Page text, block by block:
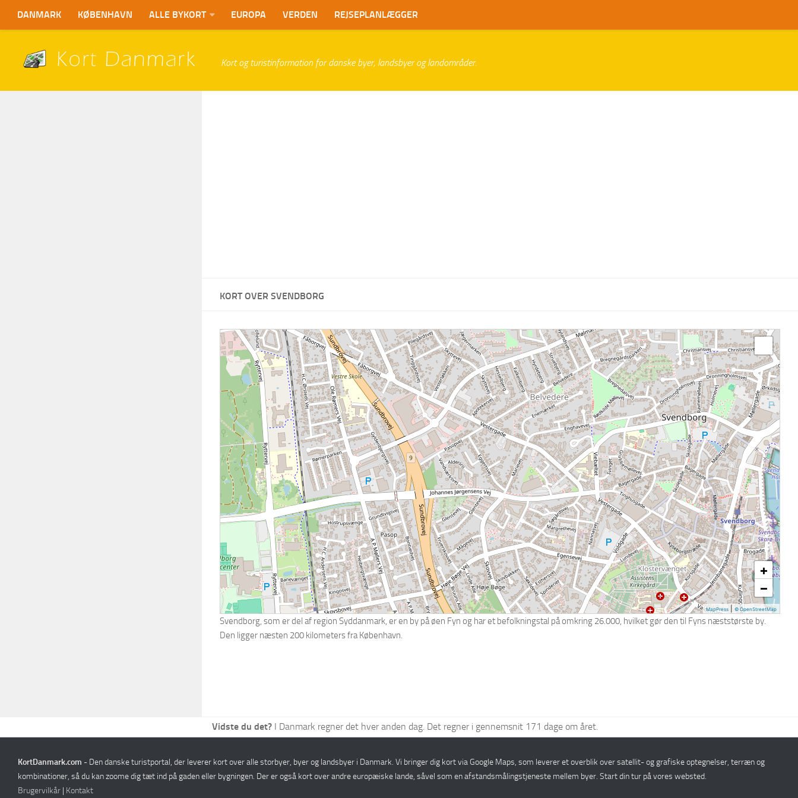
DANMARK KØBENHAVN ALLE BYKORT EUROPA VERDEN REJSEPLANLÆGGER
Kort og turistinformation for danske byer, landsbyer og landområder.
KORT OVER SVENDBORG
+
−
MapPress © OpenStreetMap
Svendborg, som er del af region Syddanmark, er en by på øen Fyn og har et befolkningstal på omkring 26.000, hvilket gør den til Fyns næststørste by.
Den ligger næsten 200 kilometers fra København.
Vidste du det? I Danmark regner det hver anden dag. Det regner i gennemsnit 171 dage om året.
KortDanmark.com - Den danske turistportal, der leverer kort over alle storbyer, byer og landsbyer i Danmark. Vi bringer dig kort via Google Maps, som leverer et overblik over satellit- og grafiske optegnelser, terræn og
kombinationer, så du kan zoome dig tæt ind på gaden eller bygningen. Der er også kort over andre europæiske lande, såvel som en afstandsmålingstjeneste mellem byer. Start din tur på vores websted.
Brugervilkår | Kontakt